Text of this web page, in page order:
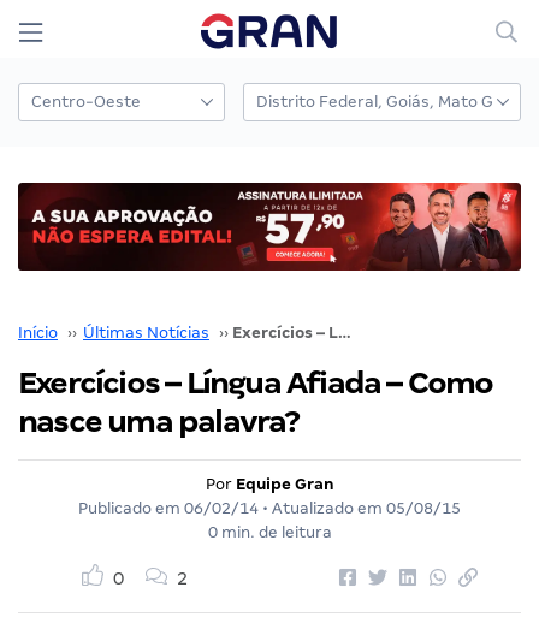
Início ›› Últimas Notícias ›› Exercícios – Língua Afiada – Como nasce uma palavra?
Exercícios – Língua Afiada – Como
nasce uma palavra?
Por Equipe Gran
Publicado em 06/02/14 • Atualizado em 05/08/15
0 min. de leitura
0 2